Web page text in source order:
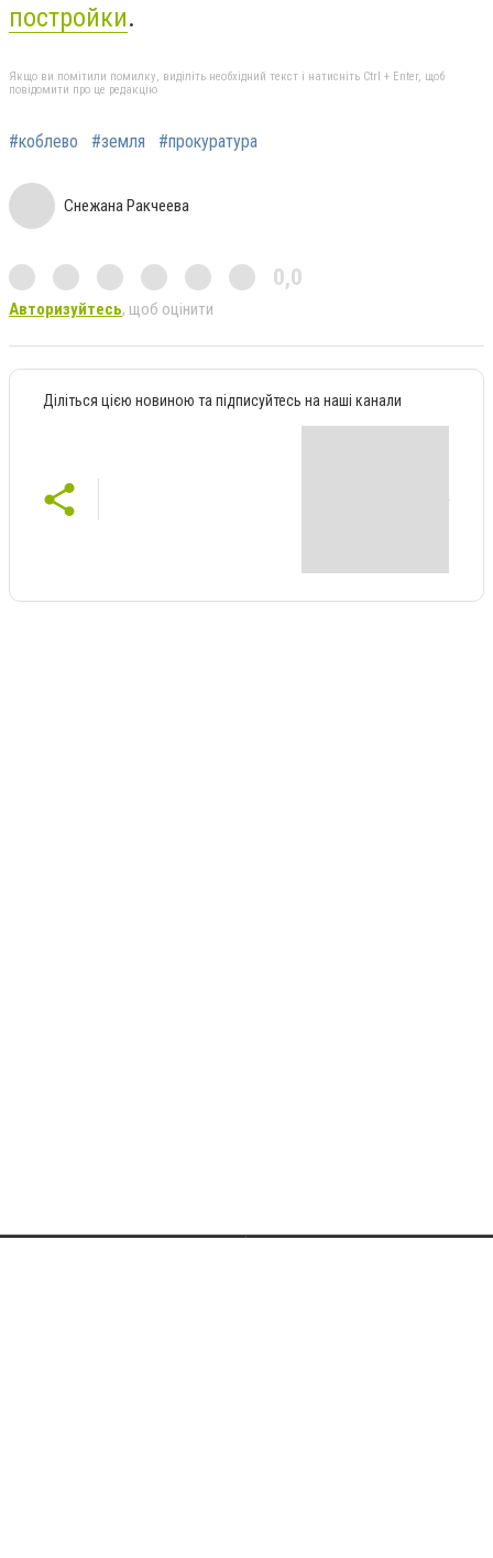
постройки.
Якщо ви помітили помилку, виділіть необхідний текст і натисніть Ctrl + Enter, щоб
повідомити про це редакцію
#коблево #земля #прокуратура
Снежана Ракчеева
0,0
Авторизуйтесь, щоб оцінити
Діліться цією новиною та підписуйтесь на наші канали